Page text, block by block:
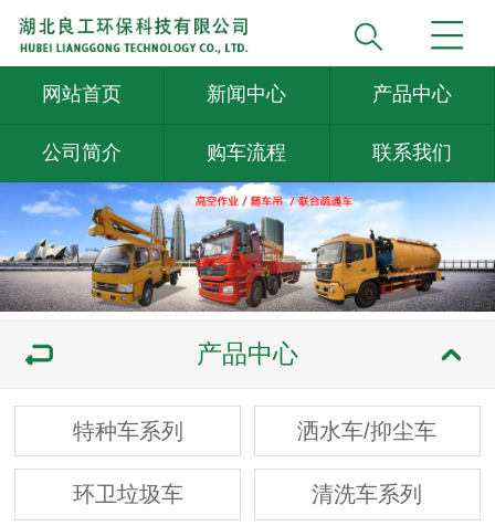
网站首页 新闻中心 产品中心
公司简介 购车流程 联系我们
产品中心
特种车系列 洒水车/抑尘车
环卫垃圾车 清洗车系列